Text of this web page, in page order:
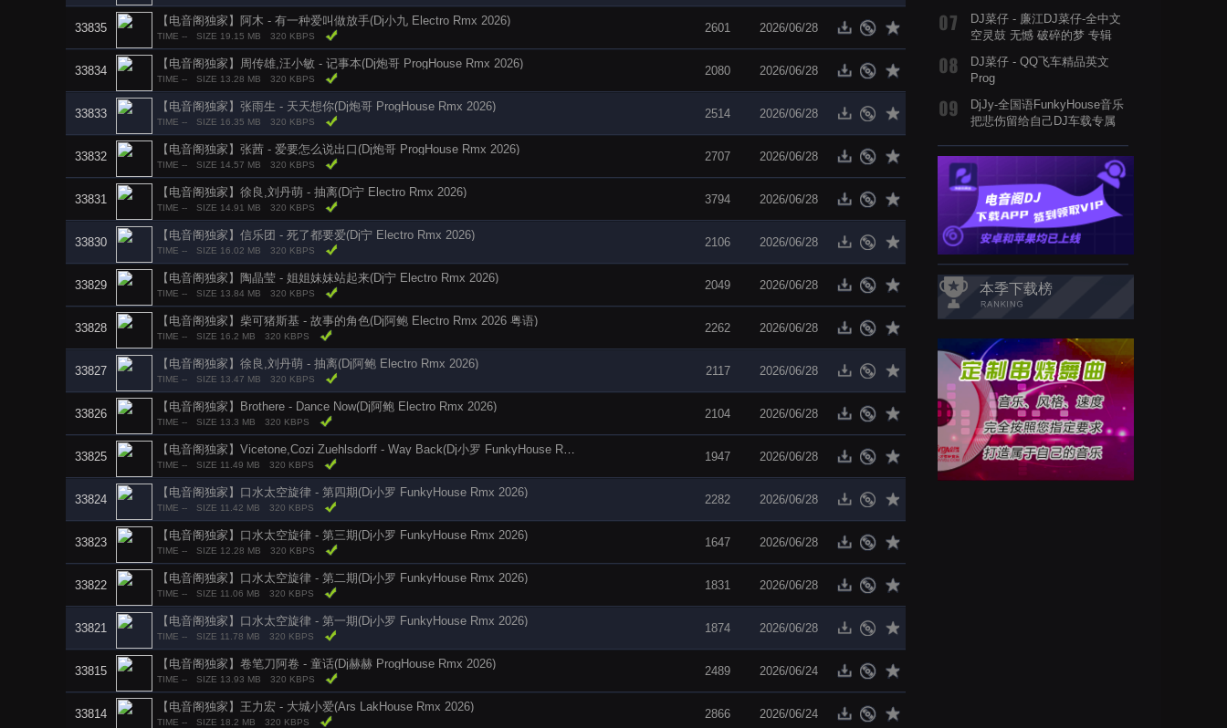
33835
【电音阁独家】阿木 - 有一种爱叫做放手(Dj小九 Electro Rmx 2026)
TIME -- SIZE 19.15 MB 320 KBPS
2601 2026/06/28
33834
【电音阁独家】周传雄,汪小敏 - 记事本(Dj炮哥 ProgHouse Rmx 2026)
TIME -- SIZE 13.28 MB 320 KBPS
2080 2026/06/28
33833
【电音阁独家】张雨生 - 天天想你(Dj炮哥 ProgHouse Rmx 2026)
TIME -- SIZE 16.35 MB 320 KBPS
2514 2026/06/28
33832
【电音阁独家】张茜 - 爱要怎么说出口(Dj炮哥 ProgHouse Rmx 2026)
TIME -- SIZE 14.57 MB 320 KBPS
2707 2026/06/28
33831
【电音阁独家】徐良,刘丹萌 - 抽离(Dj宁 Electro Rmx 2026)
TIME -- SIZE 14.91 MB 320 KBPS
3794 2026/06/28
33830
【电音阁独家】信乐团 - 死了都要爱(Dj宁 Electro Rmx 2026)
TIME -- SIZE 16.02 MB 320 KBPS
2106 2026/06/28
33829
【电音阁独家】陶晶莹 - 姐姐妹妹站起来(Dj宁 Electro Rmx 2026)
TIME -- SIZE 13.84 MB 320 KBPS
2049 2026/06/28
33828
【电音阁独家】柴可猪斯基 - 故事的角色(Dj阿鲍 Electro Rmx 2026 粤语)
TIME -- SIZE 16.2 MB 320 KBPS
2262 2026/06/28
33827
【电音阁独家】徐良,刘丹萌 - 抽离(Dj阿鲍 Electro Rmx 2026)
TIME -- SIZE 13.47 MB 320 KBPS
2117 2026/06/28
33826
【电音阁独家】Brothere - Dance Now(Dj阿鲍 Electro Rmx 2026)
TIME -- SIZE 13.3 MB 320 KBPS
2104 2026/06/28
33825
【电音阁独家】Vicetone,Cozi Zuehlsdorff - Way Back(Dj小罗 FunkyHouse Rmx 2026)
TIME -- SIZE 11.49 MB 320 KBPS
1947 2026/06/28
33824
【电音阁独家】口水太空旋律 - 第四期(Dj小罗 FunkyHouse Rmx 2026)
TIME -- SIZE 11.42 MB 320 KBPS
2282 2026/06/28
33823
【电音阁独家】口水太空旋律 - 第三期(Dj小罗 FunkyHouse Rmx 2026)
TIME -- SIZE 12.28 MB 320 KBPS
1647 2026/06/28
33822
【电音阁独家】口水太空旋律 - 第二期(Dj小罗 FunkyHouse Rmx 2026)
TIME -- SIZE 11.06 MB 320 KBPS
1831 2026/06/28
33821
【电音阁独家】口水太空旋律 - 第一期(Dj小罗 FunkyHouse Rmx 2026)
TIME -- SIZE 11.78 MB 320 KBPS
1874 2026/06/28
33815
【电音阁独家】卷笔刀阿卷 - 童话(Dj赫赫 ProgHouse Rmx 2026)
TIME -- SIZE 13.93 MB 320 KBPS
2489 2026/06/24
33814
【电音阁独家】王力宏 - 大城小爱(Ars LakHouse Rmx 2026)
TIME -- SIZE 18.2 MB 320 KBPS
2866 2026/06/24
DJ菜仔 - 廉江DJ菜仔-全中文
空灵鼓 无憾 破碎的梦 专辑
DJ菜仔 - QQ飞车精品英文
Prog
DjJy-全国语FunkyHouse音乐
把悲伤留给自己DJ车载专属
本季下载榜